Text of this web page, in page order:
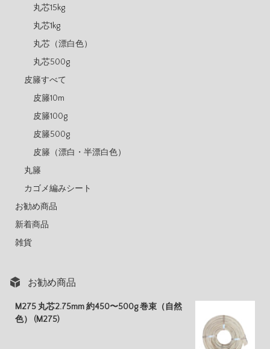
丸芯15kg
丸芯1kg
丸芯（漂白色）
丸芯500g
皮籐すべて
皮籐10m
皮籐100g
皮籐500g
皮籐（漂白・半漂白色）
丸籐
カゴメ編みシート
お勧め商品
新着商品
雑貨
お勧め商品
M275 丸芯2.75mm 約450〜500g 巻束（自然
色） (M275)